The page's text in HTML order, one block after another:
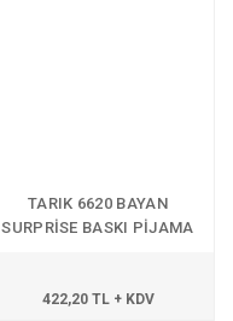
TARIK 6620 BAYAN
SURPRİSE BASKI PİJAMA
422,20 TL + KDV